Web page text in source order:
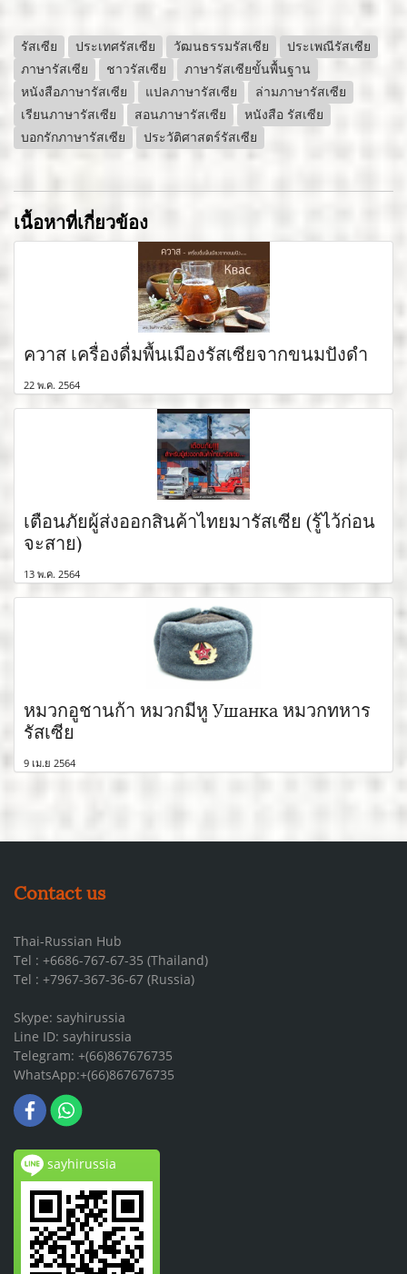
รัสเซีย ประเทศรัสเซีย วัฒนธรรมรัสเซีย
ประเพณีรัสเซีย
ภาษารัสเซีย
ชาวรัสเซีย
ภาษารัสเซียขั้นพื้นฐาน
หนังสือภาษารัสเซีย
แปลภาษารัสเซีย
ล่ามภาษารัสเซีย
เรียนภาษารัสเซีย
สอนภาษารัสเซีย
หนังสือ รัสเซีย
บอกรักภาษารัสเซีย
ประวัติศาสตร์รัสเซีย
เนื้อหาที่เกี่ยวข้อง
ควาส เครื่องดื่มพื้นเมืองรัสเซียจากขนมปังดำ
22 พ.ค. 2564
เตือนภัยผู้ส่งออกสินค้าไทยมารัสเซีย (รู้ไว้ก่อน
จะสาย)
13 พ.ค. 2564
หมวกอูชานก้า หมวกมีหู Ушанка หมวกทหาร
รัสเซีย
9 เม.ย 2564
Contact us
Thai-Russian Hub
Tel : +6686-767-67-35 (Thailand)
Tel : +7967-367-36-67 (Russia)
Skype: sayhirussia
Line ID: sayhirussia
Telegram: +(66)867676735
WhatsApp:+(66)867676735
sayhirussia